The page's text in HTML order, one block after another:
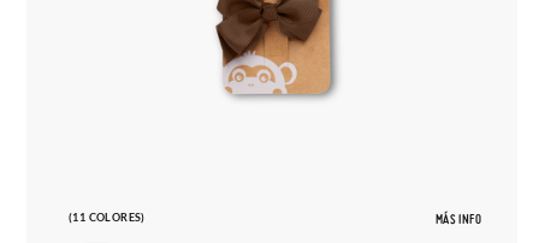
(11 COLORES) MÁS INFO